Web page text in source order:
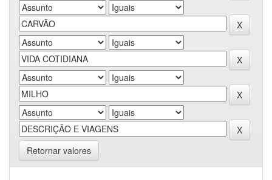
Retornar valores